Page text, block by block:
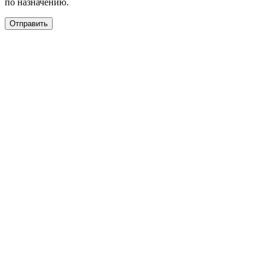
по назначению.
Отправить